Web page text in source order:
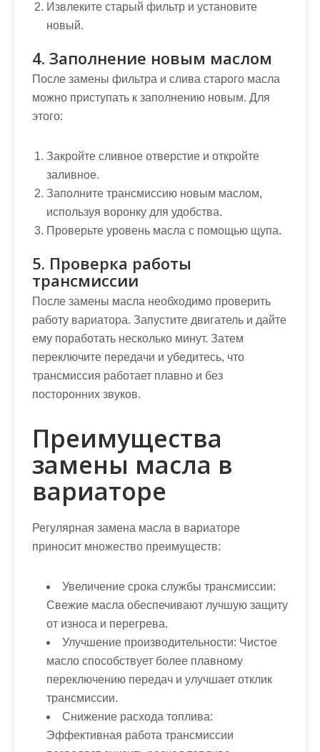
Извлеките старый фильтр и установите
новый.
4. Заполнение новым маслом
После замены фильтра и слива старого масла
можно приступать к заполнению новым. Для
этого:
Закройте сливное отверстие и откройте
заливное.
Заполните трансмиссию новым маслом,
используя воронку для удобства.
Проверьте уровень масла с помощью щупа.
5. Проверка работы
трансмиссии
После замены масла необходимо проверить
работу вариатора. Запустите двигатель и дайте
ему поработать несколько минут. Затем
переключите передачи и убедитесь, что
трансмиссия работает плавно и без
посторонних звуков.
Преимущества
замены масла в
вариаторе
Регулярная замена масла в вариаторе
приносит множество преимуществ:
Увеличение срока службы трансмиссии:
Свежие масла обеспечивают лучшую защиту
от износа и перегрева.
Улучшение производительности: Чистое
масло способствует более плавному
переключению передач и улучшает отклик
трансмиссии.
Снижение расхода топлива:
Эффективная работа трансмиссии